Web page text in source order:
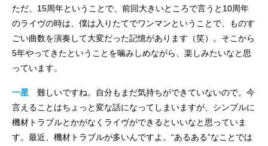
ただ、15周年ということで、前回大きいところで言うと10周年
のライヴの時は、僕は入りたてでワンマンということで、ものす
ごい曲数を演奏して大変だった記憶があります（笑）。そこから
5年やってきたということを噛みしめながら、楽しみたいなと思
っています。
一星 難しいですね。自分もまだ気持ちができていないので。今
言えることはちょっと変な話になってしまいますが、シンプルに
機材トラブルとかがなくライヴができるといいなと思っていま
す。最近、機材トラブルが多いんですよ。“あるある”なことでは